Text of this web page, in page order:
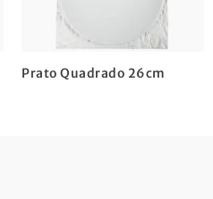
Prato Quadrado 26cm